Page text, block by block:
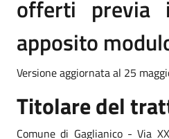
offerti previa
apposito
Versione aggiornata al 25
Titolare del
Comune di Gaglianico - Via